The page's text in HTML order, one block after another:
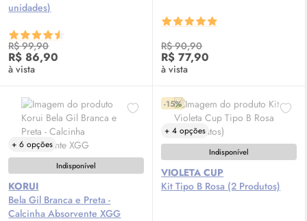
unidades)
R$ 99,90
R$ 86,90
à vista
R$ 90,90
R$ 77,90
à vista
+ 6 opções
Indisponível
KORUI
Bela Gil Branca e Preta -
Calcinha Absorvente XGG
-15%
+ 4 opções
Indisponível
VIOLETA CUP
Kit Tipo B Rosa (2 Produtos)